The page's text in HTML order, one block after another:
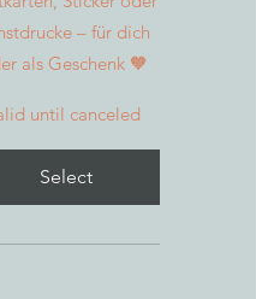
– für dich
als Geschenk 🧡
until canceled
Select